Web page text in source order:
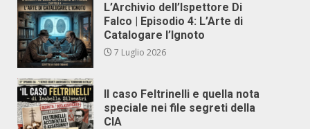
L’Archivio dell’Ispettore Di
Falco | Episodio 4: L’Arte di
Catalogare l’Ignoto
7 Luglio 2026
Il caso Feltrinelli e quella nota
speciale nei file segreti della
CIA